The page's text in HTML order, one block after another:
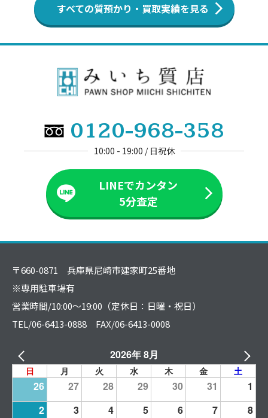
すべての質預かり・買取実績を見る
0120-968-358
10:00 - 19:00 / 日祝休
LINEでカンタン
5分査定
〒660-0871 兵庫県尼崎市建家町25番地
※専用駐車場有
営業時間/10:00～19:00（定休日：日曜・祝日）
TEL/06-6413-0888 FAX/06-6413-0008
2026年 8月
日 月 火 水 木 金 土
26 27 28 29 30 31
1
2
3 4 5 6 7
8